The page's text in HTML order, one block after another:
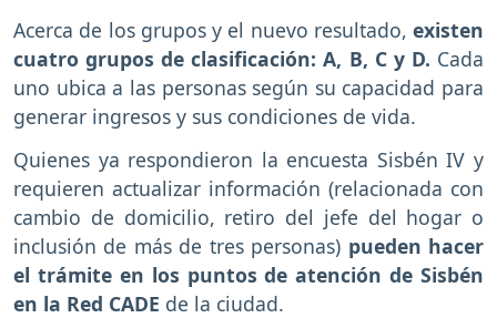
Acerca de los grupos y el nuevo resultado, existen
cuatro grupos de clasificación: A, B, C y D. Cada
uno ubica a las personas según su capacidad para
generar ingresos y sus condiciones de vida.
Quienes ya respondieron la encuesta Sisbén IV y
requieren actualizar información (relacionada con
cambio de domicilio, retiro del jefe del hogar o
inclusión de más de tres personas) pueden hacer
el trámite en los puntos de atención de Sisbén
en la Red CADE de la ciudad.